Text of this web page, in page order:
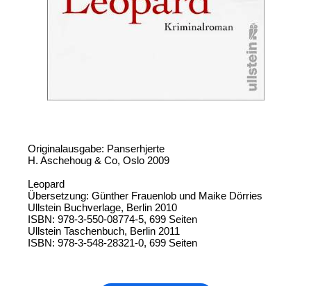
Originalausgabe: Panserhjerte
H. Aschehoug & Co, Oslo 2009
Leopard
Übersetzung: Günther Frauenlob und Maike Dörries
Ullstein Buchverlage, Berlin 2010
ISBN: 978-3-550-08774-5, 699 Seiten
Ullstein Taschenbuch, Berlin 2011
ISBN: 978-3-548-28321-0, 699 Seiten